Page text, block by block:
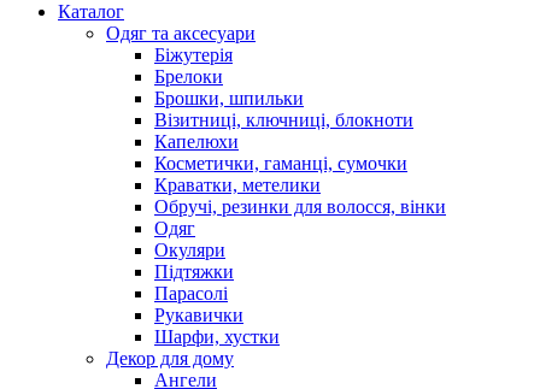
Каталог
Oдяг та аксесуари
Біжутерія
Брелоки
Брошки, шпильки
Візитниці, ключниці, блокноти
Капелюхи
Косметички, гаманці, сумочки
Краватки, метелики
Обручі, резинки для волосся, вінки
Одяг
Окуляри
Підтяжки
Парасолі
Рукавички
Шарфи, хустки
Декор для дому
Ангели